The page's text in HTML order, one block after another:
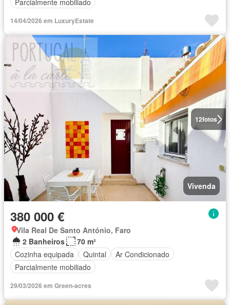
14/04/2026 em LuxuryEstate
12fotos
Vivenda
380 000 €
Vila Real De Santo António, Faro
2 Banheiros
70 m²
Cozinha equipada
Quintal
Ar Condicionado
Parcialmente mobiliado
29/03/2026 em Green-acres